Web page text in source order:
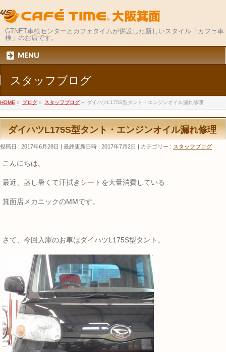
GTNET車検センターとカフェタイムが併設した新しいスタイル「カフェ車
検」のお店です。
MENU
スタッフブログ
HOME » ブログ » スタッフブログ » ダイハツL175S型タント・エンジンオイル漏れ修理
ダイハツL175S型タント・エンジンオイル漏れ修理
投稿日 : 2017年6月28日 最終更新日時 : 2017年7月2日 カテゴリー : スタッフブログ
こんにちは。
最近、蒸し暑くて汗拭きシートを大量消費している
箕面店メカニックのMMです。
さて、今回入庫のお車はダイハツL175S型タント。